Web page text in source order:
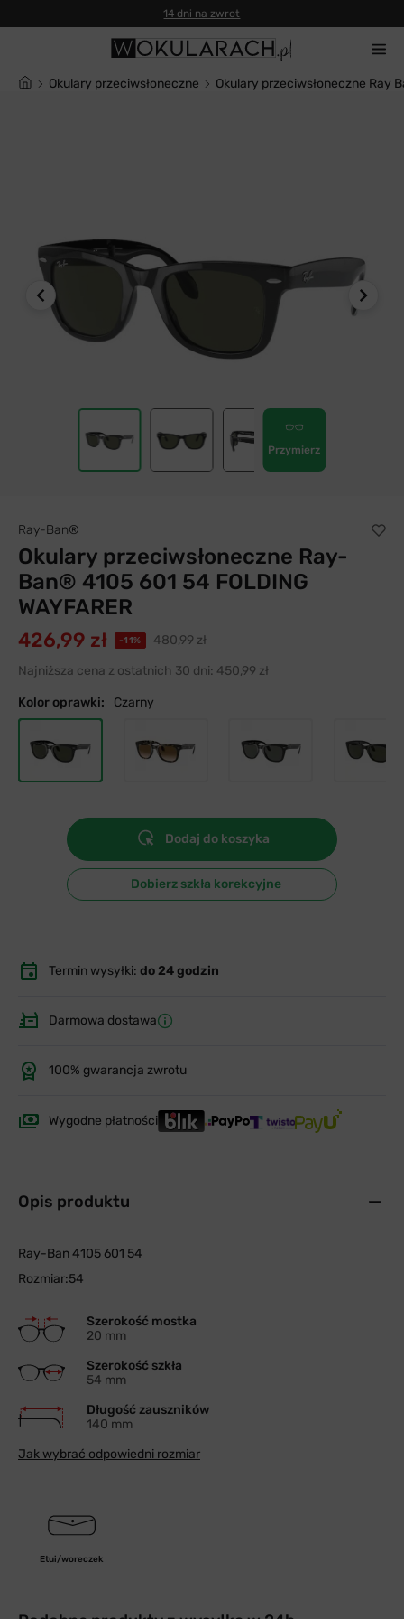
14 dni na zwrot
Okulary przeciwsłoneczne Okulary przeciwsłoneczne Ray
Przymierz
Ray-Ban®
Okulary przeciwsłoneczne Ray-
Ban® 4105 601 54 FOLDING
WAYFARER
426,99 zł -11%
480,99 zł
Najniższa cena z ostatnich 30 dni: 450,99 zł
Kolor oprawki: Czarny
Dodaj do koszyka
Dobierz szkła korekcyjne
Termin wysyłki: do 24 godzin
Darmowa dostawa
100% gwarancja zwrotu
Wygodne płatności
Opis produktu
Ray-Ban 4105 601 54
Rozmiar:54
Szerokość mostka
20 mm
Szerokość szkła
54 mm
Długość zauszników
140 mm
Jak wybrać odpowiedni rozmiar
Etui/woreczek